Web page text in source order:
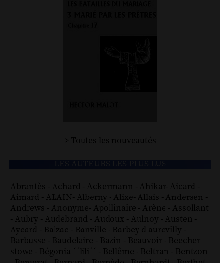
> Toutes les nouveautés
Abrantès - Achard - Ackermann - Ahikar- Aicard -
Aimard - ALAIN- Alberny - Alixe- Allais - Andersen -
Andrews - Anonyme- Apollinaire - Arène - Assollant
- Aubry - Audebrand - Audoux - Aulnoy - Austen -
Aycard - Balzac - Banville - Barbey d aurevilly -
Barbusse - Baudelaire - Bazin - Beauvoir - Beecher
stowe - Bégonia ´´lili´´ - Bellême - Beltran - Bentzon